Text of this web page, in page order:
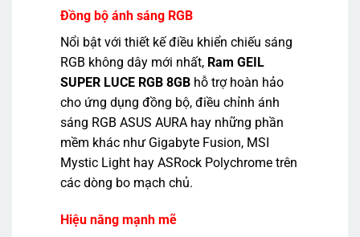
Đồng bộ ánh sáng RGB
Nổi bật với thiết kế điều khiển chiếu sáng
RGB không dây mới nhất, Ram GEIL
SUPER LUCE RGB 8GB hỗ trợ hoàn hảo
cho ứng dụng đồng bộ, điều chỉnh ánh
sáng RGB ASUS AURA hay những phần
mềm khác như Gigabyte Fusion, MSI
Mystic Light hay ASRock Polychrome trên
các dòng bo mạch chủ.
Hiệu năng mạnh mẽ